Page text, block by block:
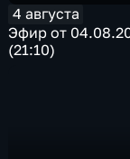
4 августа
Эфир от
(21:10)